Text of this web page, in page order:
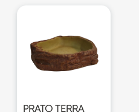
PRATO TERRA